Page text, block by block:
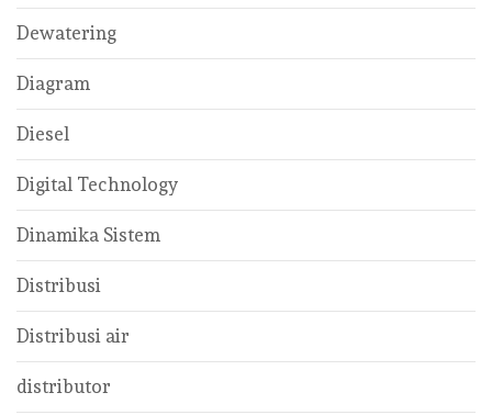
Dewatering
Diagram
Diesel
Digital Technology
Dinamika Sistem
Distribusi
Distribusi air
distributor